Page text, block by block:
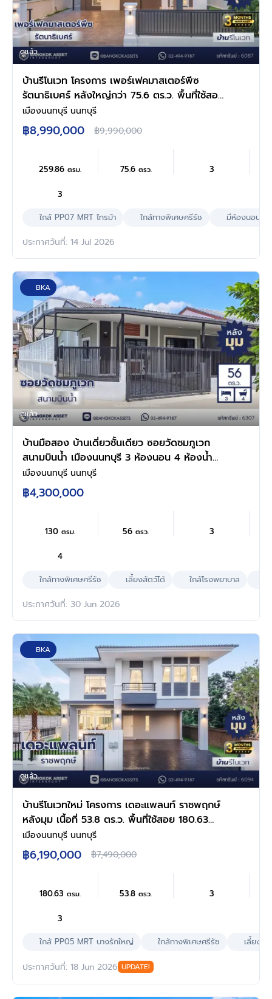
ดูแล้ว
บ้านรีโนเวท โครงการ เพอร์เฟคมาสเตอร์พีซ
รัตนาธิเบศร์ หลังใหญ่กว่า 75.6 ตร.ว. พื้นที่ใช้สอย
259.86 ตร.ม. ฟังก์ชัน 4 ห้องนอน 3 ห้องน้ำ จอด
รถได้ 3 คัน บนทำเลเชื่อมต่อทุกการเดินทาง ใกล้
รถไฟฟ้าสายสีม่วง "สถานีไทรม้า" และจุดขึ้น
ทางด่วน "งามวงศ์วาน"
เมืองนนทบุรี นนทบุรี
฿8,990,000 ฿9,990,000
259.86ตรม. 75.6 ตรว. 3
3
ใกล้ PP07 MRT ไทรม้า
ใกล้ทางพิเศษศรีรัช มีห้องนอนล่า
ประกาศวันที่: 14 Jul 2026
BKA
ดูแล้ว
บ้านมือสอง บ้านเดี่ยวชั้นเดียว ซอยวัดชมภูเวก
สนามบินน้ำ เมืองนนทบุรี 3 ห้องนอน 4 ห้องน้ำ
พื้นที่ใช้สอย 130 ตร.ม. ที่ดิน 56 ตร.ว. หลังมุม
ใกล้ทางด่วนงามวงศ์วาน เดินทางสะดวก พร้อมเข้า
อยู่
เมืองนนทบุรี นนทบุรี
฿4,300,000
130ตรม. 56ตรว. 3
4
ใกล้ทางพิเศษศรีรัช
เลี้ยงสัตว์ได้ ใกล้โรงพยาบาล
ประกาศวันที่: 30 Jun 2026
BKA
ดูแล้ว
บ้านรีโนเวทใหม่ โครงการ เดอะแพลนท์ ราชพฤกษ์
หลังมุม เนื้อที่ 53.8 ตร.ว. พื้นที่ใช้สอย 180.63
ตร.ม. ฟังก์ชัน 3 ห้องนอน 3 ห้องน้ำ จอดรถได้ 2
คัน บนทำเลศักยภาพ เดินทางสะดวก ใกล้วงเวียน
พระราม5, The Walk, ทางด่วน ศรีรัช และรถไฟฟ้า
สายสีม่วง "สถานีบางรักใหญ่"
เมืองนนทบุรี นนทบุรี
฿6,190,000 ฿7,490,000
180.63ตรม. 53.8ตรว. 3
3
ใกล้ PP05 MRT บางรักใหญ่
ใกล้ทางพิเศษศรีรัช เลี้ยงสั
ประกาศวันที่: 18 Jun 2026 UPDATE!